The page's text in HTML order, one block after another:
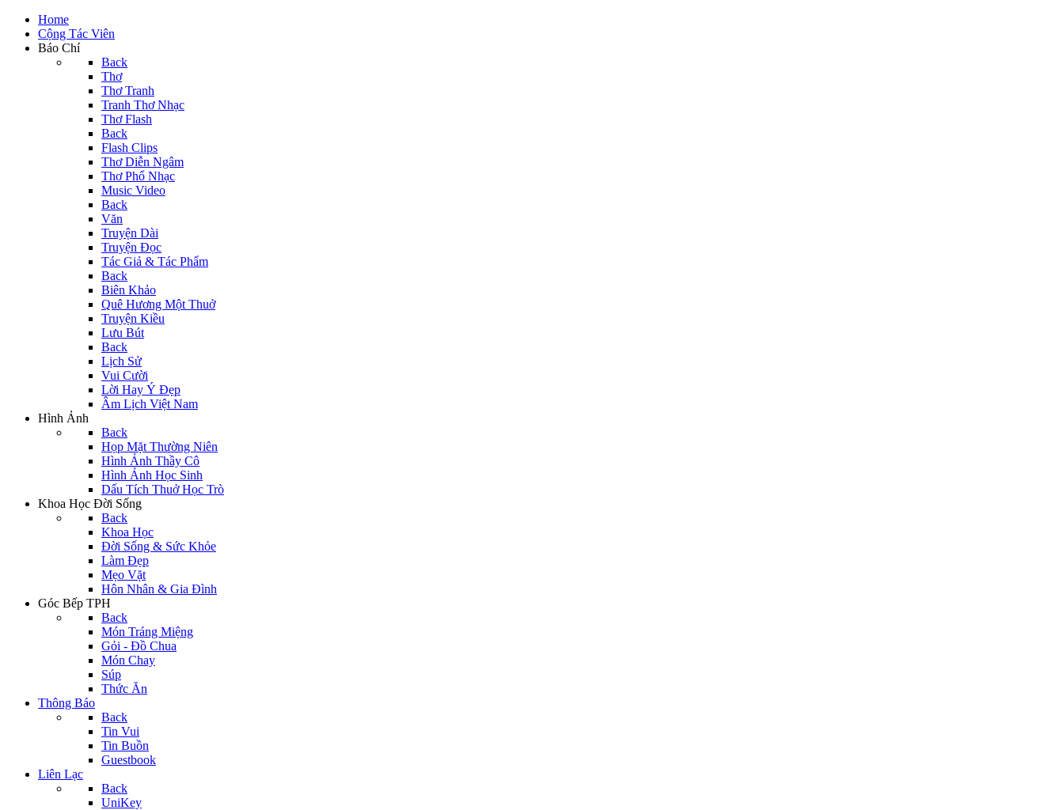
Home
Cộng Tác Viên
Báo Chí
Back
Thơ
Thơ Tranh
Tranh Thơ Nhạc
Thơ Flash
Back
Flash Clips
Thơ Diễn Ngâm
Thơ Phổ Nhạc
Music Video
Back
Văn
Truyện Dài
Truyện Đọc
Tác Giả & Tác Phẩm
Back
Biên Khảo
Quê Hương Một Thuở
Truyện Kiều
Lưu Bút
Back
Lịch Sử
Vui Cười
Lời Hay Ý Đẹp
Âm Lịch Việt Nam
Hình Ảnh
Back
Họp Mặt Thường Niên
Hình Ảnh Thầy Cô
Hình Ảnh Học Sinh
Dấu Tích Thuở Học Trò
Khoa Học Đời Sống
Back
Khoa Học
Đời Sống & Sức Khỏe
Làm Đẹp
Mẹo Vặt
Hôn Nhân & Gia Đình
Góc Bếp TPH
Back
Món Tráng Miệng
Gỏi - Đồ Chua
Món Chay
Súp
Thức Ăn
Thông Báo
Back
Tin Vui
Tin Buồn
Guestbook
Liên Lạc
Back
UniKey